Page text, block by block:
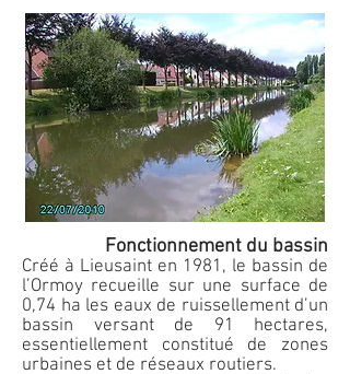
Fonctionnement du bassin
Créé à Lieusaint en 1981, le bassin de
l’Ormoy recueille sur une surface de
0,74 ha les eaux de ruissellement d’un
bassin versant de 91 hectares,
essentiellement constitué de zones
urbaines et de réseaux routiers.